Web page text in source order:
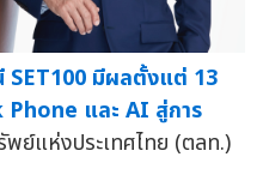
SET100 มีผลตั้งแต่ 13
และ AI สู่การ
ย์แห่งประเทศไทย (ตลท.)